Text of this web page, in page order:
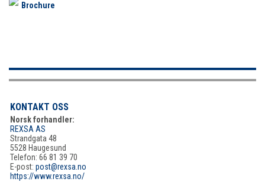
Brochure
KONTAKT OSS
Norsk forhandler:
REXSA AS
Strandgata 48
5528 Haugesund
Telefon: 66 81 39 70
E-post: post@rexsa.no
https://www.rexsa.no/